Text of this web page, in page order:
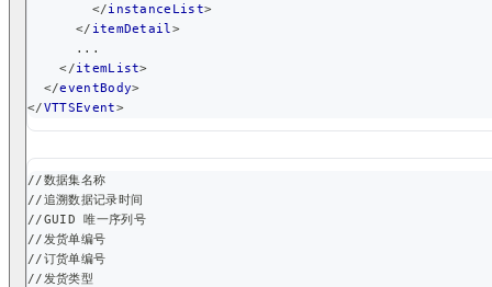
</instanceList>
</ itemDetail>
      ...
</itemList>
</eventBody>
</VTTSEvent>
//数据集名称
//追溯数据记录时间
//GUID 唯一序列号
//发货单编号
//订货单编号
//发货类型